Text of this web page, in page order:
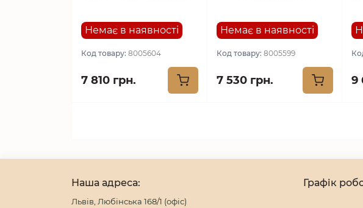
Немає в наявності
Код товару: 8005604
7 810 грн.
Немає в наявності
Код товару: 8005599
7 530 грн. 9
Наша адреса:
Львів, Любінська 168/1 (офіс)
Графік